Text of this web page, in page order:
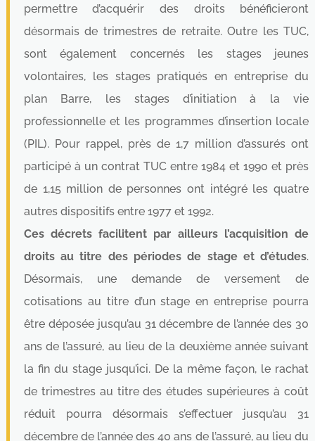
permettre d’acquérir des droits bénéficieront
désormais de trimestres de retraite. Outre les TUC,
sont également concernés les stages jeunes
volontaires, les stages pratiqués en entreprise du
plan Barre, les stages d’initiation à la vie
professionnelle et les programmes d’insertion locale
(PIL). Pour rappel, près de 1,7 million d’assurés ont
participé à un contrat TUC entre 1984 et 1990 et près
de 1,15 million de personnes ont intégré les quatre
autres dispositifs entre 1977 et 1992.
Ces décrets facilitent par ailleurs l’acquisition de
droits au titre des périodes de stage et d’études.
Désormais, une demande de versement de
cotisations au titre d’un stage en entreprise pourra
être déposée jusqu’au 31 décembre de l’année des 30
ans de l’assuré, au lieu de la deuxième année suivant
la fin du stage jusqu’ici. De la même façon, le rachat
de trimestres au titre des études supérieures à coût
réduit pourra désormais s’effectuer jusqu’au 31
décembre de l’année des 40 ans de l’assuré, au lieu du